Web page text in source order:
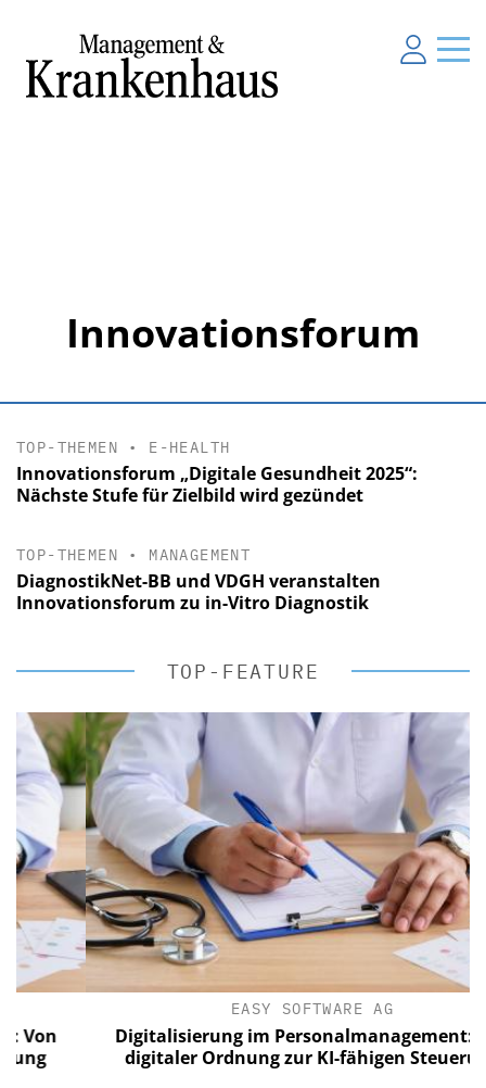
Innovationsforum
TOP-THEMEN • E-HEALTH
Innovationsforum „Digitale Gesundheit 2025“:
Nächste Stufe für Zielbild wird gezündet
TOP-THEMEN • MANAGEMENT
DiagnostikNet-BB und VDGH veranstalten
Innovationsforum zu in-Vitro Diagnostik
TOP-FEATURE
EASY SOFTWARE AG
Digitalisierung im Personalmanagement: Von
digitaler Ordnung zur KI-fähigen Steuerung